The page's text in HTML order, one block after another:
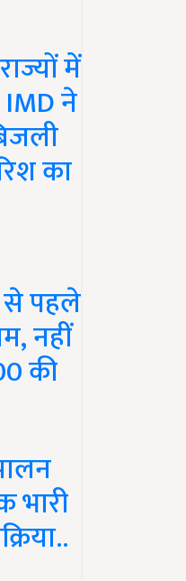
में
ने
का
पहले
नहीं
की
भारी